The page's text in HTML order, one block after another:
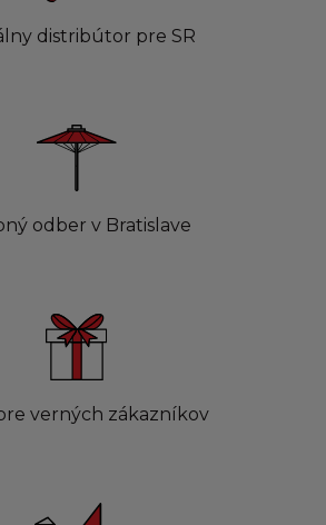
distribútor pre SR
odber v Bratislave
verných zákazníkov